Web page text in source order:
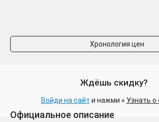
Хронология цен
Ждёшь скидку?
Войди на сайт и нажми « Узнать о
Официальное описание